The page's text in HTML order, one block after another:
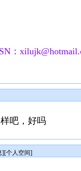
：
吧，好吗
][个人空间]